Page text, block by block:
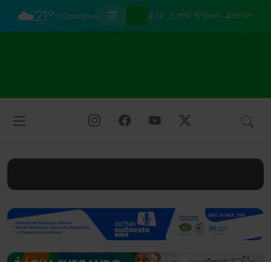
☁️21° Columbus 24° 93% 5km/h 33°/21°